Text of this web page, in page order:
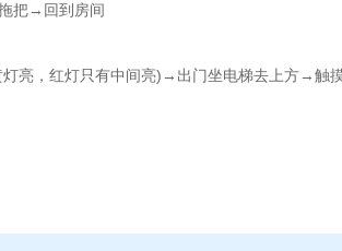
把→回到房间
亮，红灯只有中间亮)→出门坐电梯去上方→